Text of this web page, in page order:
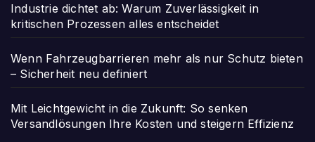
Industrie dichtet ab: Warum Zuverlässigkeit in
kritischen Prozessen alles entscheidet
Wenn Fahrzeugbarrieren mehr als nur Schutz bieten
– Sicherheit neu definiert
Mit Leichtgewicht in die Zukunft: So senken
Versandlösungen Ihre Kosten und steigern Effizienz